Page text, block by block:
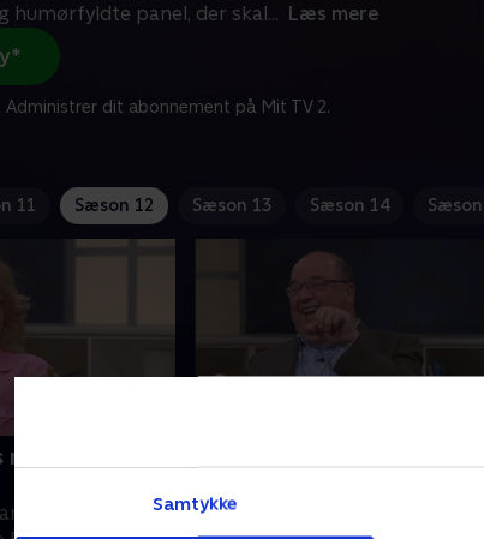
Samtykke
humørfyldte panel, der skal... Læs mere
Administrer dit abonnement på Mit TV 2.
11 Sæson 12 Sæson 13 Sæson 14
Pilgaard, Ulla
Niels Hausgaard, Ulla Terkelsen